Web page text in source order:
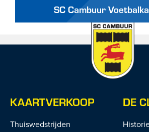
SC Cambuur
KAARTVERKOOP
Thuiswedstrijden
DE